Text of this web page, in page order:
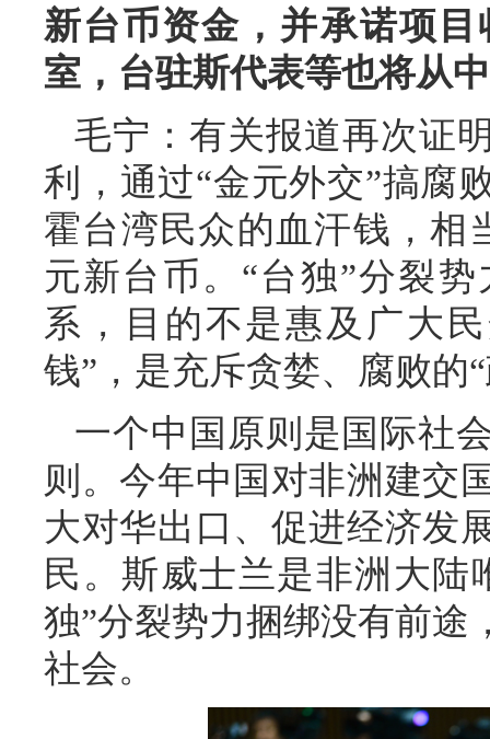
新台币资金，并承诺项
室，台驻斯代表等也将从
毛宁：有关报道再次证
利，通过“金元外交”搞腐
霍台湾民众的血汗钱，相
元新台币。“台独”分裂
系，目的不是惠及广大
钱”，是充斥贪婪、腐败的
一个中国原则是国际社
则。今年中国对非洲建交
大对华出口、促进经济发
民。斯威士兰是非洲大陆
独”分裂势力捆绑没有前途
社会。